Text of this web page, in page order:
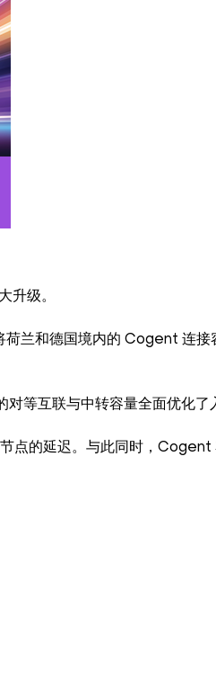
升级。
兰和德国境内的 Cogent 连
等互联与中转容量全面优化了
的延迟。与此同时，Cogent